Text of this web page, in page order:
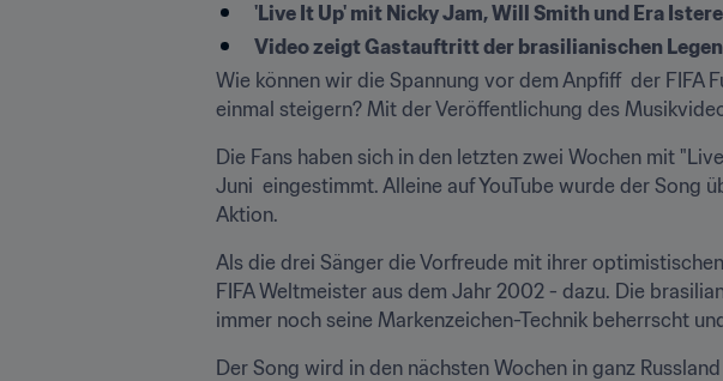
'Live It Up' mit Nicky Jam, Will Smith und Era
Video zeigt Gastauftritt der brasilianischen
Wie können wir die Spannung vor dem Anpfiff  der
einmal steigern? Mit der Veröffentlichung des
Die Fans haben sich in den letzten zwei Wochen mit
Juni  eingestimmt. Alleine auf YouTube wurde der Song
Aktion.
Als die drei Sänger die Vorfreude mit ihrer
FIFA Weltmeister aus dem Jahr 2002 - dazu. Die
immer noch seine Markenzeichen-Technik beherrscht
Der Song wird in den nächsten Wochen in ganz